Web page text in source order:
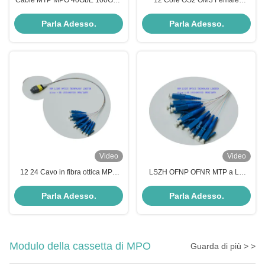
fibra ottica
Parla Adesso.
Cable per data center ad alta
densità
Parla Adesso.
Video
12 24 Cavo in fibra ottica MPO
Parla Adesso.
Video
LSZH OFNP OFNR MTP a LC
Multimode Fiber Optic Cable
Parla Adesso.
Modulo della cassetta di MPO Guarda di più > >